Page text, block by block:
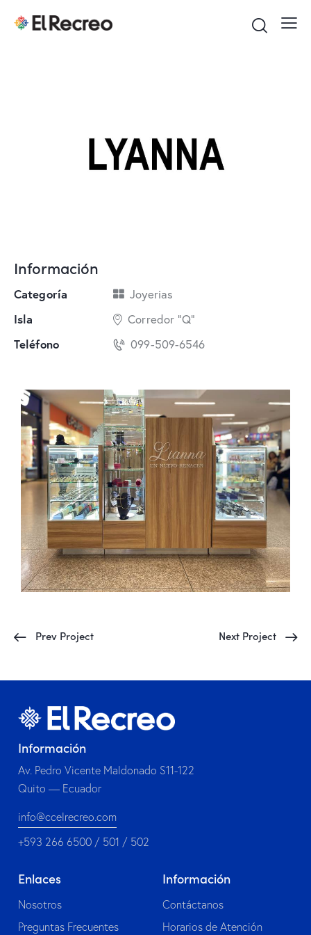
Información
Categoría Joyerias
Isla Corredor "Q"
Teléfono 099-509-6546
Prev Project Next Project
Información
Av. Pedro Vicente Maldonado S11-122
Quito — Ecuador
info@ccelrecreo.com
+593 266 6500 / 501 / 502
Enlaces
Nosotros
Preguntas Frecuentes
Información
Contáctanos
Horarios de Atención